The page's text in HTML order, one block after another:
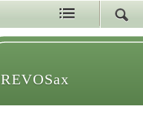
REVOSax